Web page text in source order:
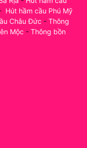
Hút hầm cầu Phú Mỹ
Châu Đức - Thông
Mộc - Thông bồn